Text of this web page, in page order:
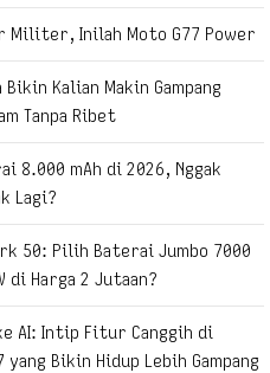
Militer, Inilah Moto G77 Power
Kalian Makin Gampang
Tanpa Ribet
8.000 mAh di 2026, Nggak
Lagi?
50: Pilih Baterai Jumbo 7000
di Harga 2 Jutaan?
AI: Intip Fitur Canggih di
yang Bikin Hidup Lebih Gampang